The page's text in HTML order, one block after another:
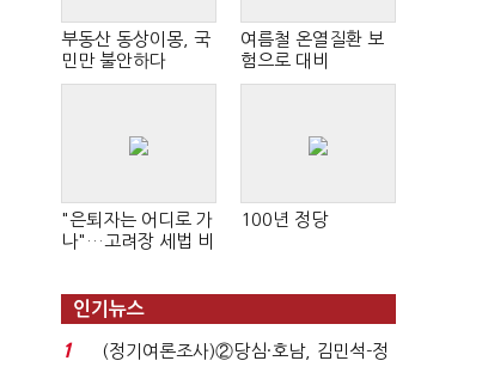
부동산 동상이몽, 국
민만 불안하다
여름철 온열질환 보
험으로 대비
"은퇴자는 어디로 가
나"…고려장 세법 비
100년 정당
인기뉴스
1
(정기여론조사)②당심·호남, 김민석-정